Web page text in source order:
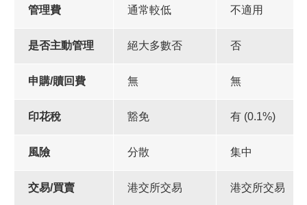
網絡安全意識
管理費 通常較低 不適用
是否主動管理 絕大多數否 否
申購/贖回費 無 無
印花稅 豁免 有 (0.1%)
風險 分散 集中
交易/買賣 港交所交易 港交所交易